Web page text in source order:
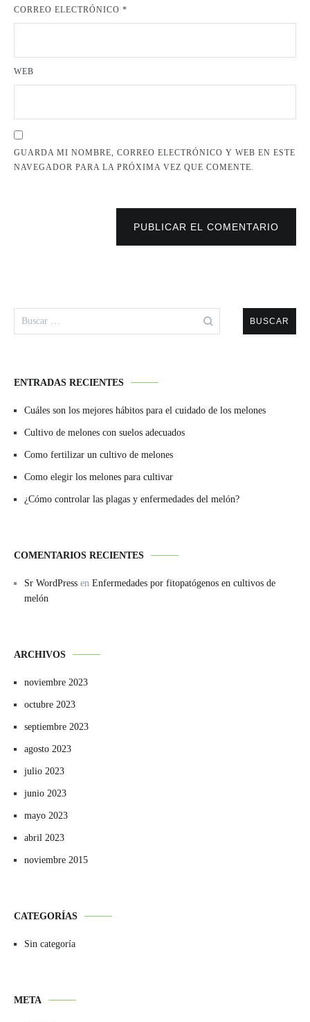
CORREO ELECTRÓNICO *
WEB
GUARDA MI NOMBRE, CORREO ELECTRÓNICO Y WEB EN ESTE
NAVEGADOR PARA LA PRÓXIMA VEZ QUE COMENTE.
PUBLICAR EL COMENTARIO
ENTRADAS RECIENTES
Cuáles son los mejores hábitos para el cuidado de los melones
Cultivo de melones con suelos adecuados
Como fertilizar un cultivo de melones
Como elegir los melones para cultivar
¿Cómo controlar las plagas y enfermedades del melón?
COMENTARIOS RECIENTES
Sr WordPress en Enfermedades por fitopatógenos en cultivos de
melón
ARCHIVOS
noviembre 2023
octubre 2023
septiembre 2023
agosto 2023
julio 2023
junio 2023
mayo 2023
abril 2023
noviembre 2015
CATEGORÍAS
Sin categoría
META